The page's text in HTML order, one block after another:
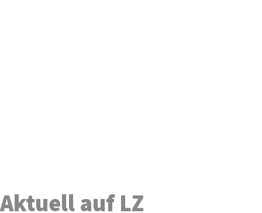
Aktuell auf LZ